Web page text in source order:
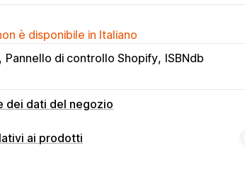
è disponibile in Italiano
Pannello di controllo Shopify ISBNdb
dei dati del negozio
ai prodotti